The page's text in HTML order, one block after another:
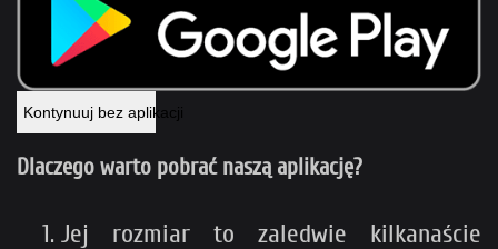
Kontynuuj bez aplikacji
Dlaczego warto pobrać naszą aplikację?
Jej rozmiar to zaledwie kilkanaście